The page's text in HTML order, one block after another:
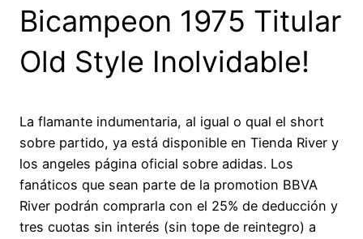
Bicampeon 1975 Titular
Old Style Inolvidable!
La flamante indumentaria, al igual o qual el short
sobre partido, ya está disponible en Tienda River y
los angeles página oficial sobre adidas. Los
fanáticos que sean parte de la promotion BBVA
River podrán comprarla con el 25% de deducción y
tres cuotas sin interés (sin tope de reintegro) a